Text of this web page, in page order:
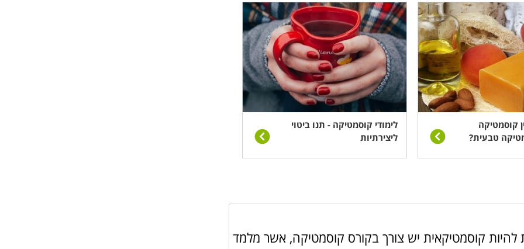
שכן התדמית האישית הינה חשובה מאוד עבור קוסמטיקאית בקרב
טיפוח ויופי דורשת עבודה, מסירות ועניין אמיתי בתחום.
קורסעיצוב גבות ; קורספדיקור מניקור; קורס קוסמטיקה
יש לבחור את הקורס וההתמחות הקוסמים לכן ביותר.
חשוב לערוך סקירה ובדיקה מקיפה בקרב מוסדות הלימודים ולבחור
אותו בחרתן ללמוד. בוגרי הלימודים משתלבים במכונים, מספרות,
חלקית וכן, בשעות וימים משתנים כגון, בערבים ובסופי שבוע- בהתאם
קוסמטיקה
טבעית?
לימודי קוסמטיקה - תנו ביטוי
ליצירתיות
קוסמטיקאית יש צורך בקורס קוסמטיקה, אשר מלמד